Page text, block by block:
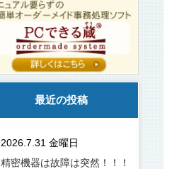
最近の投稿
2026.7.31 金曜日
精密機器は故障は突然！！！